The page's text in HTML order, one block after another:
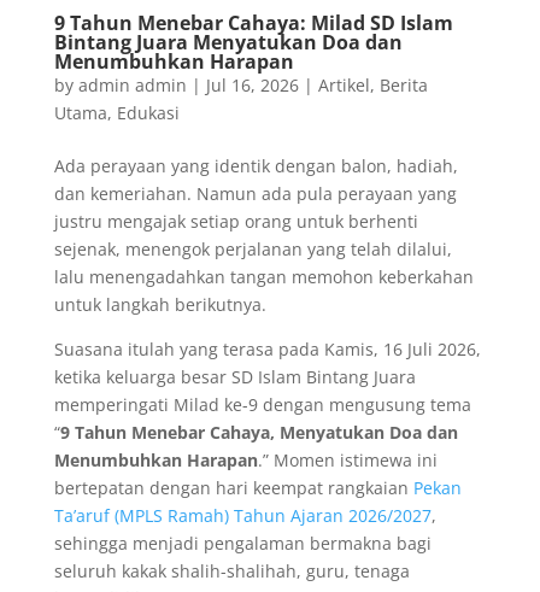
9 Tahun Menebar Cahaya: Milad SD Islam
Bintang Juara Menyatukan Doa dan
Menumbuhkan Harapan
by admin admin | Jul 16, 2026| Artikel, Berita
Utama, Edukasi
Ada perayaan yang identik dengan balon, hadiah,
dan kemeriahan. Namun ada pula perayaan yang
justru mengajak setiap orang untuk berhenti
sejenak, menengok perjalanan yang telah dilalui,
lalu menengadahkan tangan memohon keberkahan
untuk langkah berikutnya.
Suasana itulah yang terasa pada Kamis, 16 Juli 2026,
ketika keluarga besar SD Islam Bintang Juara
memperingati Milad ke-9 dengan mengusung tema
“9 Tahun Menebar Cahaya, Menyatukan Doa dan
Menumbuhkan Harapan.” Momen istimewa ini
bertepatan dengan hari keempat rangkaian Pekan
Ta’aruf (MPLS Ramah) Tahun Ajaran 2026/2027,
sehingga menjadi pengalaman bermakna bagi
seluruh kakak shalih-shalihah, guru, tenaga